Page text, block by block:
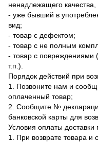
ненадлежащего
- уже бывший в
вид;
- товар с дефектом;
- товар с не полным
- товар с повреждениями
т.п.).
Порядок действий при
1. Позвоните нам и
оплаченный товар;
2. Сообщите №
банковской карты для
Условия оплаты доставки
1. При возврате товара и